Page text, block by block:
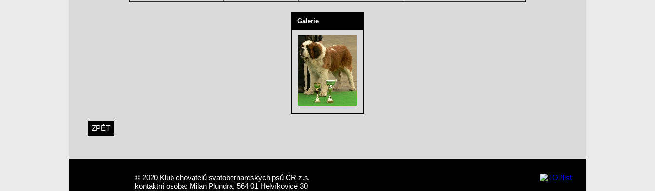
Galerie
ZPĚT
© 2020 Klub chovatelů svatobernardských psů ČR z.s.
kontaktní osoba: Milan Plundra, 564 01 Helvíkovice 30